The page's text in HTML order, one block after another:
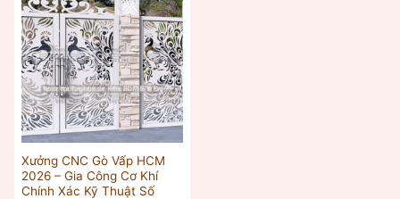
Xưởng CNC Gò Vấp HCM
2026 – Gia Công Cơ Khí
Chính Xác Kỹ Thuật Số